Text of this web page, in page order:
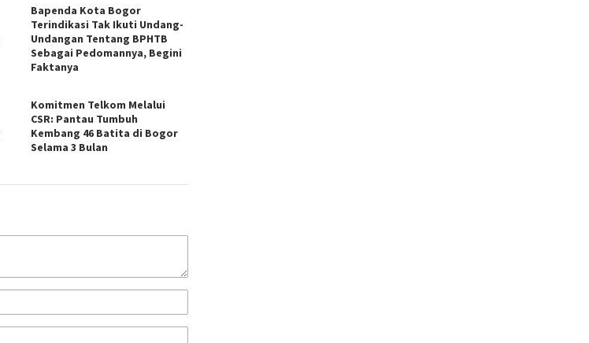
Bapenda Kota Bogor
Terindikasi Tak Ikuti Undang-
Undangan Tentang BPHTB
Sebagai Pedomannya, Begini
Faktanya
Komitmen Telkom Melalui
CSR: Pantau Tumbuh
Kembang 46 Batita di Bogor
Selama 3 Bulan